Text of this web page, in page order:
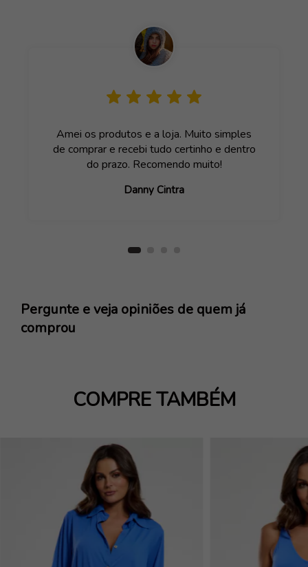
Amei os produtos e a loja. Muito simples
de comprar e recebi tudo certinho e dentro
do prazo. Recomendo muito!
Danny Cintra
Pergunte e veja opiniões de quem já
comprou
COMPRE TAMBÉM